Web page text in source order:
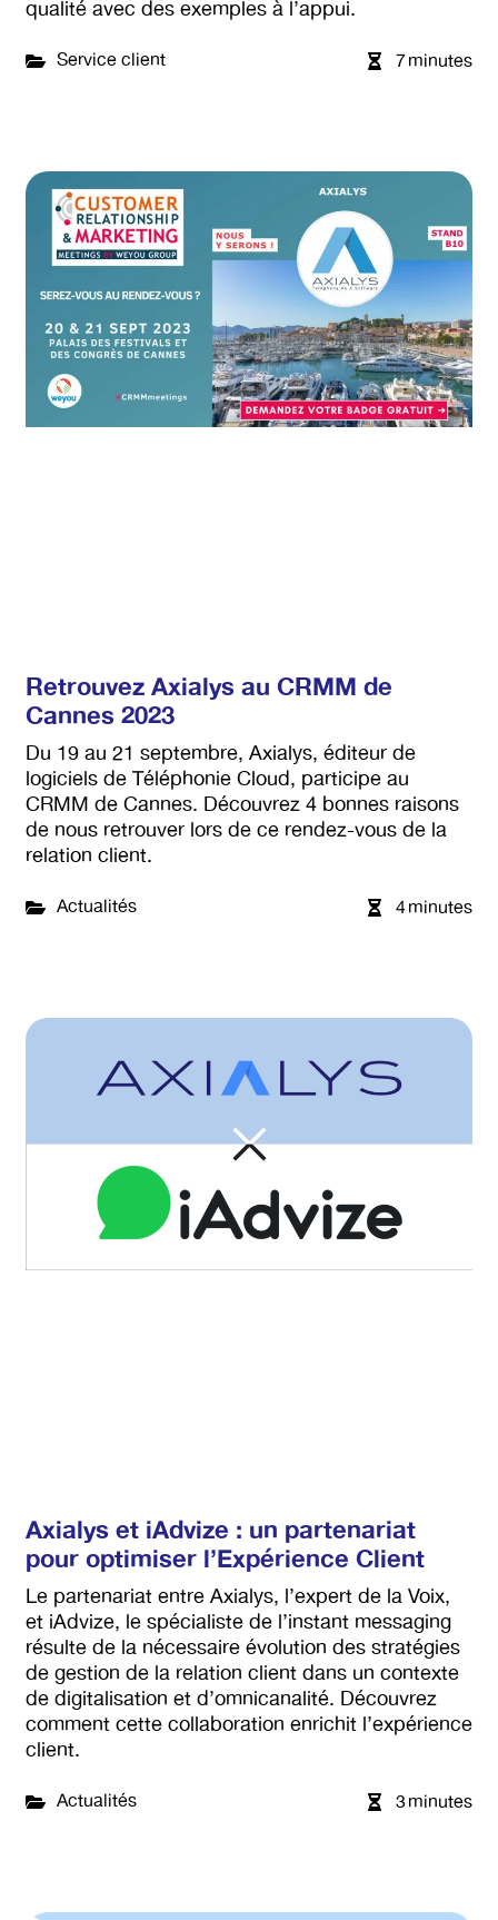
Service client 7minutes
qualité avec des exemples à l’appui.
Actualités
Retrouvez Axialys au CRMM de
Cannes 2023
4minutes
Du 19 au 21 septembre, Axialys, éditeur de
logiciels de Téléphonie Cloud, participe au
CRMM de Cannes. Découvrez 4 bonnes raisons
de nous retrouver lors de ce rendez-vous de la
relation client.
Actualités
Axialys et iAdvize : un partenariat
pour optimiser l’Expérience Client
3minutes
Le partenariat entre Axialys, l’expert de la Voix,
et iAdvize, le spécialiste de l’instant messaging
résulte de la nécessaire évolution des stratégies
de gestion de la relation client dans un contexte
de digitalisation et d’omnicanalité. Découvrez
comment cette collaboration enrichit l’expérience
client.